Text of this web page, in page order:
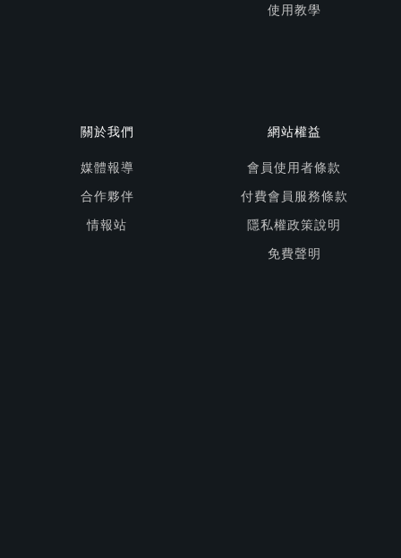
使用教學
關於我們
媒體報導
合作夥伴
情報站
網站權益
會員使用者條款
付費會員服務條款
隱私權政策說明
免費聲明